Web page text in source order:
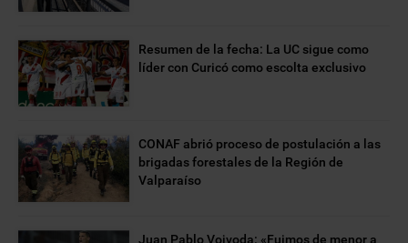
Resumen de la fecha: La UC sigue como
líder con Curicó como escolta exclusivo
CONAF abrió proceso de postulación a las
brigadas forestales de la Región de
Valparaíso
Juan Pablo Vojvoda: «Fuimos de menor a